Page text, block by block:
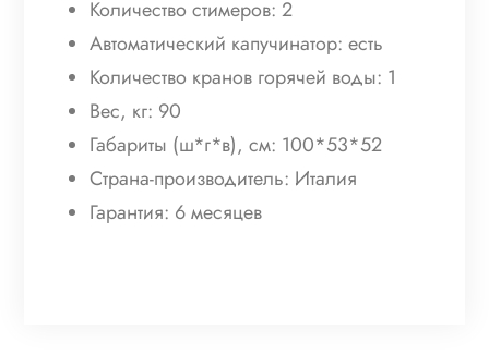
Количество стимеров: 2
Автоматический капучинатор: есть
Количество кранов горячей воды: 1
Вес, кг: 90
Габариты (ш*г*в), см: 100*53*52
Страна-производитель: Италия
Гарантия: 6 месяцев